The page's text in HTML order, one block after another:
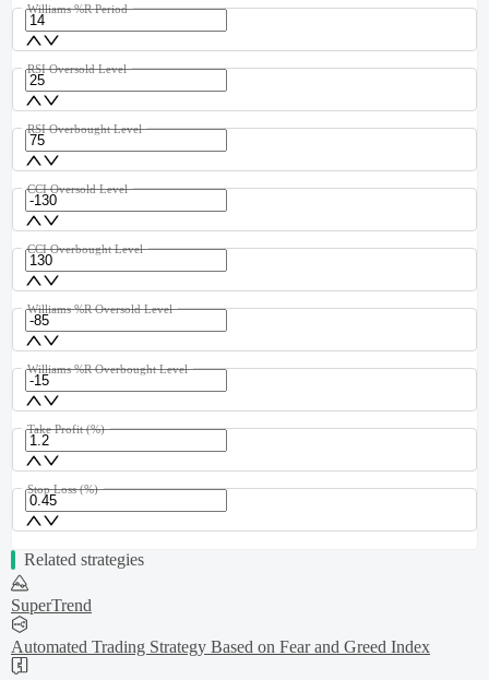
Williams %R Period
RSI Oversold Level
RSI Overbought Level
CCI Oversold Level
CCI Overbought Level
Williams %R Oversold Level
Williams %R Overbought Level
Take Profit (%)
Stop Loss (%)
Related strategies
SuperTrend
Automated Trading Strategy Based on Fear and Greed Index